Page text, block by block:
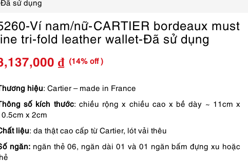
sử dụng
Ví nam/nữ-CARTIER bordeaux must
tri-fold leather wallet-Đã sử dụng
Giá
gốc
là:
₫
Giá
hiện
tại
(14% off )
hiệu: Cartier – made in France
số kích thước: chiều rộng x chiều cao x bề dày ~ 11cm x
x 2cm
liệu: da thật cao cấp từ Cartier, lót vải thêu
ngăn:ngăn thẻ 06, ngăn dài 01 và 01 ngăn bấm đựng xu hoặc